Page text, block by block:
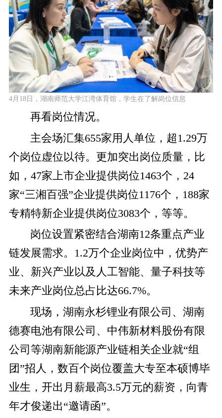
4月18日，湖南师范大学江湾体育馆，学生在了解岗位信息
再看岗位情况。
主会场汇集655家用人单位，超1.29万
个岗位虚位以待。更加突出岗位质量，比
如，47家上市企业提供岗位1463个，24
家“三湘百强”企业提供岗位1176个，188家
专精特新企业提供岗位3083个，等等。
岗位设置紧密结合湖南12条重点产业
链发展需求。1.2万个企业岗位中，优势产
业、新兴产业以及人工智能、量子科技等
未来产业岗位总占比达66.7%。
现场，湖南永杉锂业有限公司、湖南
德赛电池有限公司、中伟新材料股份有限
公司等湖南新能源产业链相关企业就“组
团”招人，数百个岗位覆盖大专至本硕博毕
业生，开出月薪最高3.5万元的薪资，向青
年才俊递出“邀请函”。